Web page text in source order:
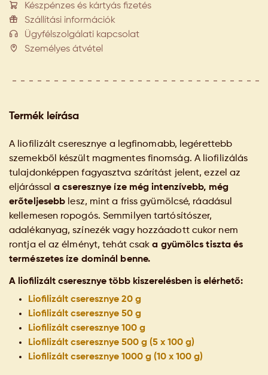
Készpénzes és kártyás fizetés
Szállítási információk
Ügyfélszolgálati kapcsolat
Személyes átvétel
Termék leírása
A liofilizált cseresznye a legfinomabb, legérettebb
szemekből készült magmentes finomság. A liofilizálás
tulajdonképpen fagyasztva szárítást jelent, ezzel az
eljárássala cseresznye íze még intenzívebb, még
erőteljesebb lesz, mint a friss gyümölcsé, ráadásul
kellemesen ropogós. Semmilyen tartósítószer,
adalékanyag, színezék vagy hozzáadott cukor nem
rontja el az élményt, tehát csaka gyümölcs tiszta és
természetes íze dominál benne.
A liofilizált cseresznye több kiszerelésben is elérhető:
Liofilizált cseresznye 20 g
Liofilizált cseresznye 50 g
Liofilizált cseresznye 100 g
Liofilizált cseresznye 500 g (5 x 100 g)
Liofilizált cseresznye 1000 g (10 x 100 g)